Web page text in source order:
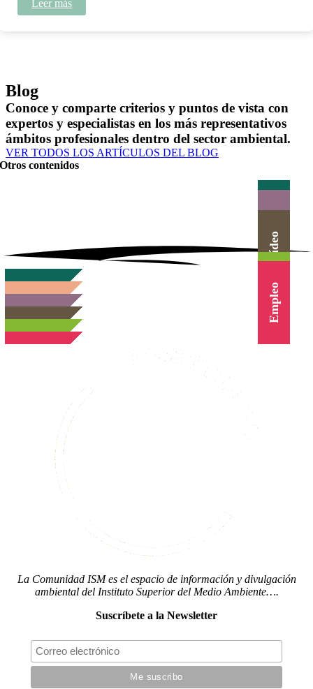
Leer más
Blog
Conoce y comparte criterios y puntos de vista con
expertos y especialistas en los más representativos
ámbitos profesionales dentro del sector ambiental.
VER TODOS LOS ARTÍCULOS DEL BLOG
Otros contenidos
Actualidad
Agenda
Herramientas
Canal Vídeo
Cursos
Empleo
La Comunidad ISM es el espacio de información y divulgación
ambiental del Instituto Superior del Medio Ambiente….
Suscríbete a la Newsletter